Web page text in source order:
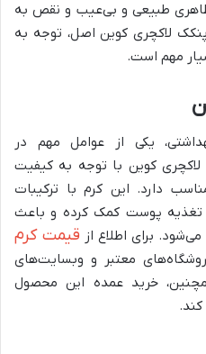
ظاهری طبیعی و بی‌عیب و نقص به
لاکچری کوین اصل، توجه به
مهم است.
یکی از عوامل مهم در
کوین با توجه به کیفیت
دارد. این کرم با ترکیبات
تغذیه پوست کمک کرده و باعث
برای اطلاع از قیمت کرم
معتبر و وبسایت‌های
خرید عمده این محصول